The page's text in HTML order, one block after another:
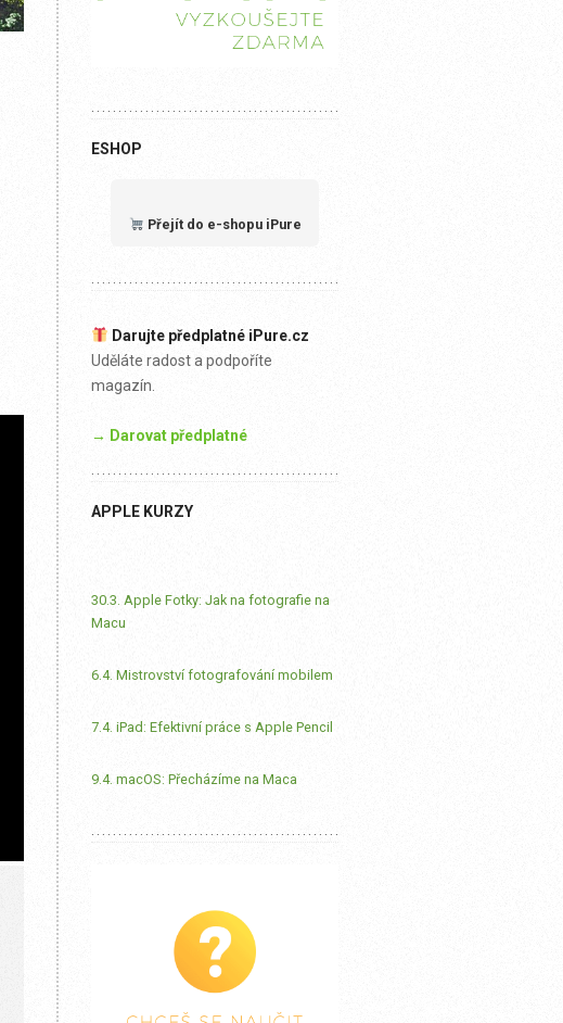
ESHOP
Přejít do e-shopu iPure
Darujte předplatné iPure.cz
Uděláte radost a podpoříte
magazín.
→ Darovat předplatné
APPLE KURZY
30.3. Apple Fotky: Jak na fotografie na
Macu
6.4. Mistrovství fotografování mobilem
7.4. iPad: Efektivní práce s Apple Pencil
9.4. macOS: Přecházíme na Maca